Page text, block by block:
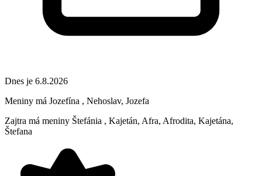
Dnes je 6.8.2026
Meniny má Jozefína , Nehoslav, Jozefa
Zajtra má meniny Štefánia , Kajetán, Afra, Afrodita, Kajetána,
Štefana